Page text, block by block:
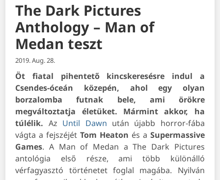
The Dark Pictures
Anthology – Man of
Medan teszt
2019. Aug. 28.
Öt fiatal pihentető kincskeresésre indul a
Csendes-óceán közepén, ahol egy olyan
borzalomba futnak bele, ami örökre
megváltoztatja életüket. Mármint akkor, ha
túlélik. Az Until Dawn után újabb horror-fába
vágta a fejszéjétTom Heaton és a Supermassive
Games. A Man of Medan a The Dark Pictures
antológia első része, ami több különálló
vérfagyasztó történetet foglal magába. Nyilván